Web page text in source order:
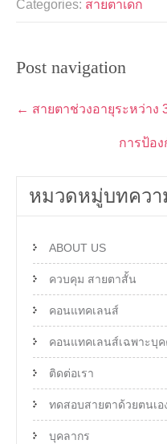
Categories: สายตาเด็ก
Post navigation
← สายตาช่วงอายุระหว่าง
การป้อง
หมวดหมู่บทควา
ABOUT US
ควบคุม สายตาสั้น
คอนแทคเลนส์
คอนแทคเลนส์เฉพาะบุ
ติดต่อเรา
ทดสอบสายตาด้วยตนเอ
บุคลากร